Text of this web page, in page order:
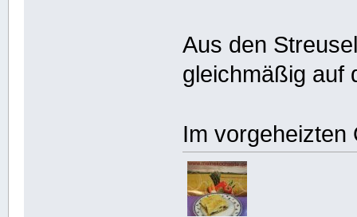
Aus den
gleichmäßig auf
Im vorgeheizten